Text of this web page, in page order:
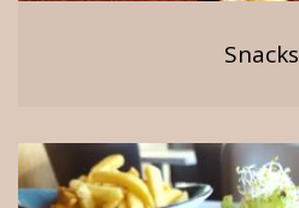
Snacks